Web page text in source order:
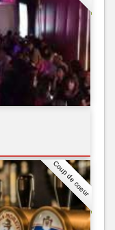
Coup de coeur